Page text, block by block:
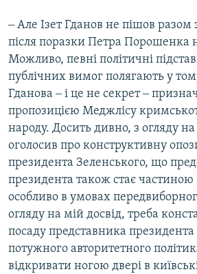
‒ Але Ізет Гданов не пішов
після поразки Петра Порошенка
Можливо, певні політичні
публічних вимог полягають у
Гданова ‒ і це не секрет ‒
пропозицією Меджлісу
народу. Досить дивно, з огляду
оголосив про конструктивну
президента Зеленського, що
президента також стає частиною
особливо в умовах
огляду на мій досвід, треба
посаду представника
потужного авторитетного
відкривати ногою двері в